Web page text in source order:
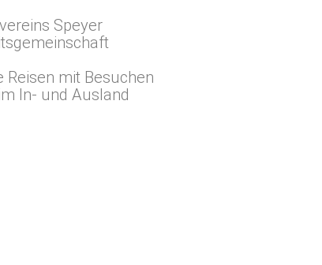
Speyer
mit Besuchen
In- und Ausland